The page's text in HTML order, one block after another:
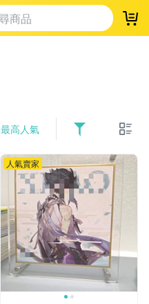
登
最高人氣
人氣賣家